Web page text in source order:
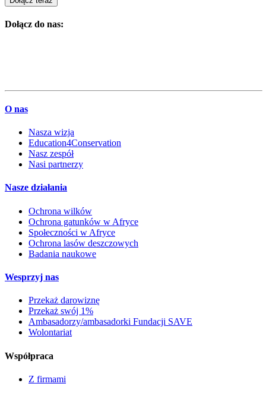
Dołącz do nas:
O nas
Nasza wizja
Education4Conservation
Nasz zespół
Nasi partnerzy
Nasze działania
Ochrona wilków
Ochrona gatunków w Afryce
Społeczności w Afryce
Ochrona lasów deszczowych
Badania naukowe
Wesprzyj nas
Przekaż darowiznę
Przekaż swój 1%
Ambasadorzy/ambasadorki Fundacji SAVE
Wolontariat
Współpraca
Z firmami